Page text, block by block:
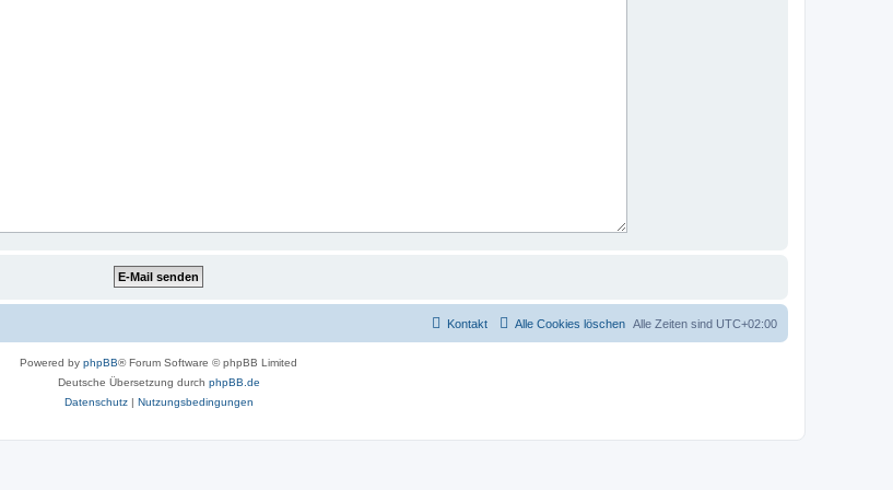
Alle Zeiten sind UTC+02:00
Alle Cookies löschen
Kontakt
Powered by phpBB® Forum Software © phpBB Limited
Deutsche Übersetzung durch phpBB.de
Datenschutz| Nutzungsbedingungen